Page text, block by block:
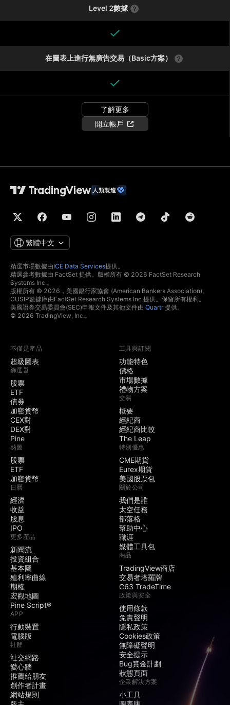
Level 2數據
在圖表上進行無廣告交易（Basic方案）
了解更多
開立帳戶
人類製造
繁體中文
精選市場數據由ICE Data Services提供。
精選參考數據由 FactSet 提供。版權所有 © 2026 FactSet Research
Systems Inc.。
版權所有 © 2026，美國銀行家協會 (American Bankers Association)。
CUSIP數據庫由FactSet Research Systems Inc.提供。保留所有權利。
美國證券交易委員會(SEC)申報文件及其他文件由 Quartr提供。
© 2026 TradingView, Inc.。
不僅是產品
超級圖表
篩選器
股票
ETF
債券
加密貨幣
CEX對
DEX對
Pine
熱圖
股票
ETF
加密貨幣
日曆
經濟
收益
股息
IPO
更多產品
新聞流
投資組合
基本圖
殖利率曲線
期權
宏觀地圖
Pine Script®
APP
行動裝置
電腦版
社群
社交網路
愛心牆
推薦給朋友
創作者計畫
網站規則
工具與訂閱
功能特色
價格
市場數據
禮物方案
交易
概要
經紀商
經紀商比較
The Leap
特別優惠
CME期貨
Eurex期貨
美國股票包
關於公司
我們是誰
太空任務
部落格
幫助中心
職涯
媒體工具包
商品
TradingView商店
交易者塔羅牌
C63 TradeTime
政策與安全
使用條款
免責聲明
隱私政策
Cookies政策
無障礙聲明
安全提示
Bug賞金計劃
狀態頁面
企業解決方案
小工具